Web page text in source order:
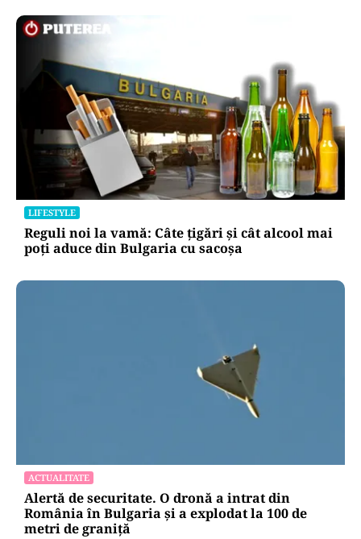
LIFESTYLE
Reguli noi la vamă: Câte țigări și cât alcool mai
poți aduce din Bulgaria cu sacoșa
ACTUALITATE
Alertă de securitate. O dronă a intrat din
România în Bulgaria şi a explodat la 100 de
metri de graniţă